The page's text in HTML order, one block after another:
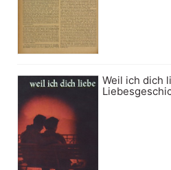
Weil ich dich